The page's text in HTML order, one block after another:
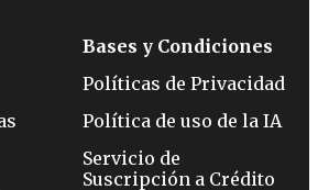
Bases y Condiciones
Políticas de Privacidad
Política de uso de la IA
Servicio de
Suscripción a Crédito